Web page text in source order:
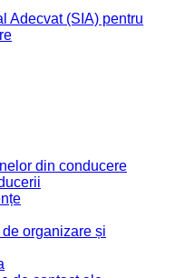
Adecvat (SIA) pentru
din conducere
organizare și